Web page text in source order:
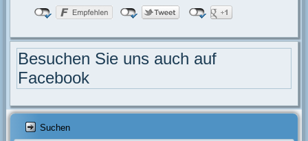
Besuchen Sie uns auch auf
Facebook
Suchen